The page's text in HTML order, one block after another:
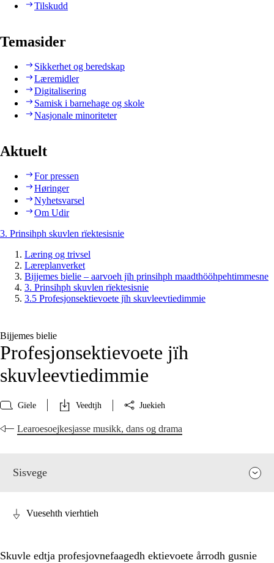
Tilskudd
Temasider
Sikkerhet og beredskap
Læremidler
Digitalisering
Samisk i barnehage og skole
Nasjonale minoriteter
Aktuelt
For pressen
Høringer
Nyhetsvarsel
Om Udir
3. Prinsihph skuvlen rïektesisnie
Læring og trivsel
Læreplanverket
Bijjemes bielie – aarvoeh jïh prinsihph maadthööhpehtimmesne
3. Prinsihph skuvlen rïektesisnie
3.5 Profesjonsektievoete jïh skuvleevtiedimmie
Bijjemes bielie
Profesjonsektievoete jïh
skuvleevtiedimmie
Gïele Veedtjh Juekieh
Learoesoejkesjasse musikk, dans og drama
Sisvege
Vuesehth vierhtieh
Skuvle edtja profesjovnefaagedh ektievoete årrodh gusnie